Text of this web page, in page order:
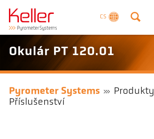
CS
Okulár PT 120.01
Pyrometer Systems
Produkty
Příslušenství